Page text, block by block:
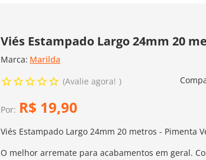
Viés Estampado Largo 24mm 20
Marca: Marilda
Avalie agora!
Por: R$ 19,90
Viés Estampado Largo 24mm 20 metros - Pimenta
O melhor arremate para acabamentos em geral.